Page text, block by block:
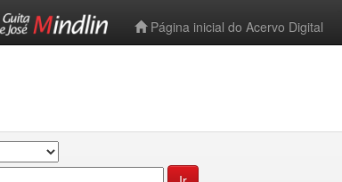
Página inicial do Acervo Digital